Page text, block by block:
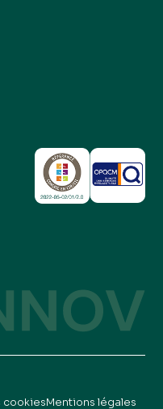
cookiesMentions légales